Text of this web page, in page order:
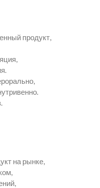
продукт,
на рынке,